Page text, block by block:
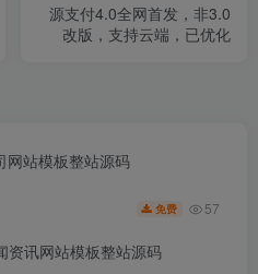
源支付4.0全网首发，非3.0
改版，支持云端，已优化
网站模板整站源码
免费 57
资讯网站模板整站源码